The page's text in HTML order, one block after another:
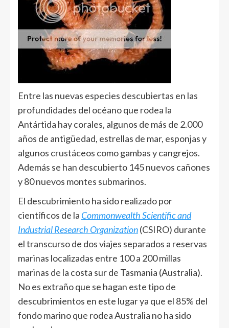
Entre las nuevas especies descubiertas en las
profundidades del océano que rodea la
Antártida hay corales, algunos de más de 2.000
años de antigüedad, estrellas de mar, esponjas y
algunos crustáceos como gambas y cangrejos.
Además se han descubierto 145 nuevos cañones
y 80 nuevos montes submarinos.
El descubrimiento ha sido realizado por
científicos de la Commonwealth Scientific and
Industrial Research Organization(CSIRO) durante
el transcurso de dos viajes separados a reservas
marinas localizadas entre 100 a 200 millas
marinas de la costa sur de Tasmania (Australia).
No es extraño que se hagan este tipo de
descubrimientos en este lugar ya que el 85% del
fondo marino que rodea Australia no ha sido